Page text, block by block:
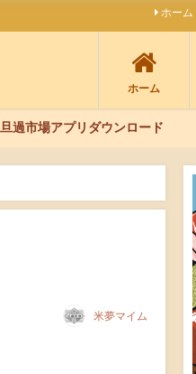
ホーム
ホーム
旦過市場アプリダウンロード
米夢マイム